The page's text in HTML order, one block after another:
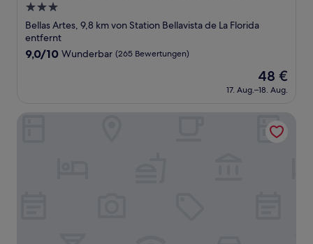
3.0-
Sterne-
Unterkunft
Bellas Artes, 9,8 km von Station Bellavista de La Florida
entfernt
9.0
Bewertungen)
9,0/10 Wunderbar (265 Bewertungen)
Der
Preis
beträgt
48 €
17. Aug.–18. Aug.